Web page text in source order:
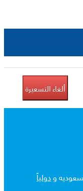
ألغاء التسعيرة
ودولياً